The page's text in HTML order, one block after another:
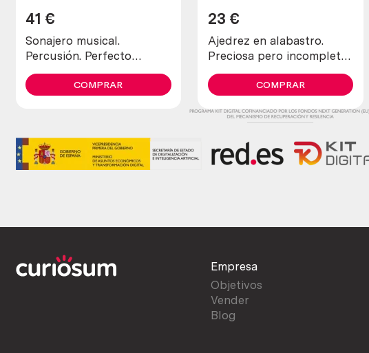
Sonajero musical.
Percusión. Perfecto
estado general.
41 €
COMPRAR
Ajedrez en alabastro.
Preciosa pero incompleta
y en mal estado.
23 €
COMPRAR
Empresa
Objetivos
Vender
Blog